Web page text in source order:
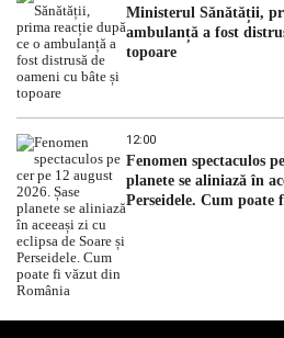
Ministerul Sănătății,
ambulanță a fost
topoare
12:00
Fenomen spectaculos
planete se aliniază în
Perseidele. Cum